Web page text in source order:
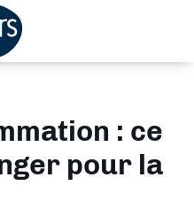
: ce
pour la